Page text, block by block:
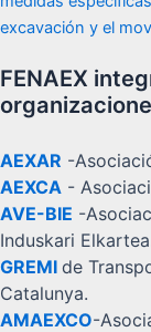
excavación y el
FENAEX
AEXAR -
AEXCA -
AVE-BIE -
Induskari
GREMI de
Catalunya.
AMAEXCO-